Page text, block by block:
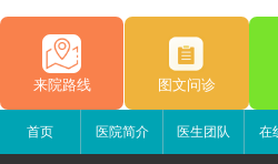
来院路线 图文问诊
首页 医院简介 医生团队 在